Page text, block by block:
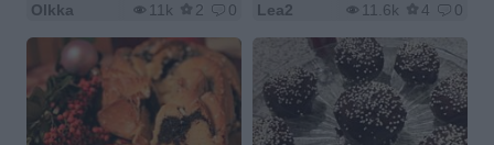
11k 2 0
Olkka 11.6k 4 0
Lea2